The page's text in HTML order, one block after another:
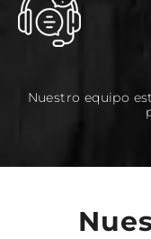
Nuestro equipo